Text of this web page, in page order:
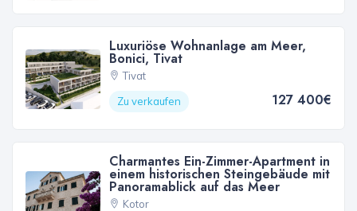
Luxuriöse Wohnanlage am Meer,
Bonici, Tivat
Tivat
Zu verkaufen
127 400€
Charmantes Ein-Zimmer-Apartment in
einem historischen Steingebäude mit
Panoramablick auf das Meer
Kotor